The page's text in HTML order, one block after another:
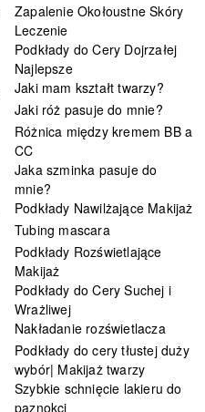
Zapalenie Okołoustne Skóry
Leczenie
Podkłady do Cery Dojrzałej
Najlepsze
Jaki mam kształt twarzy?
Jaki róż pasuje do mnie?
Różnica między kremem BB a
CC
Jaka szminka pasuje do
mnie?
Podkłady Nawilżające Makijaż
Tubing mascara
Podkłady Rozświetlające
Makijaż
Podkłady do Cery Suchej i
Wrażliwej
Nakładanie rozświetlacza
Podkłady do cery tłustej duży
wybór| Makijaż twarzy
Szybkie schnięcie lakieru do
paznokci